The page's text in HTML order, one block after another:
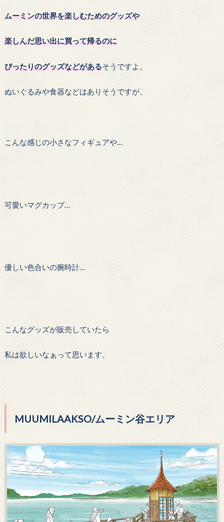
ムーミンの世界を楽しむためのグッズや
楽しんだ思い出に買って帰るのに
ぴったりのグッズなどがあるそうですよ。
ぬいぐるみや食器などはありそうですが、
こんな感じの小さなフィギュアや…
可愛いマグカップ…
優しい色合いの腕時計…
こんなグッズが販売していたら
私は欲しいなぁって思います。
MUUMILAAKSO/ムーミン谷エリア